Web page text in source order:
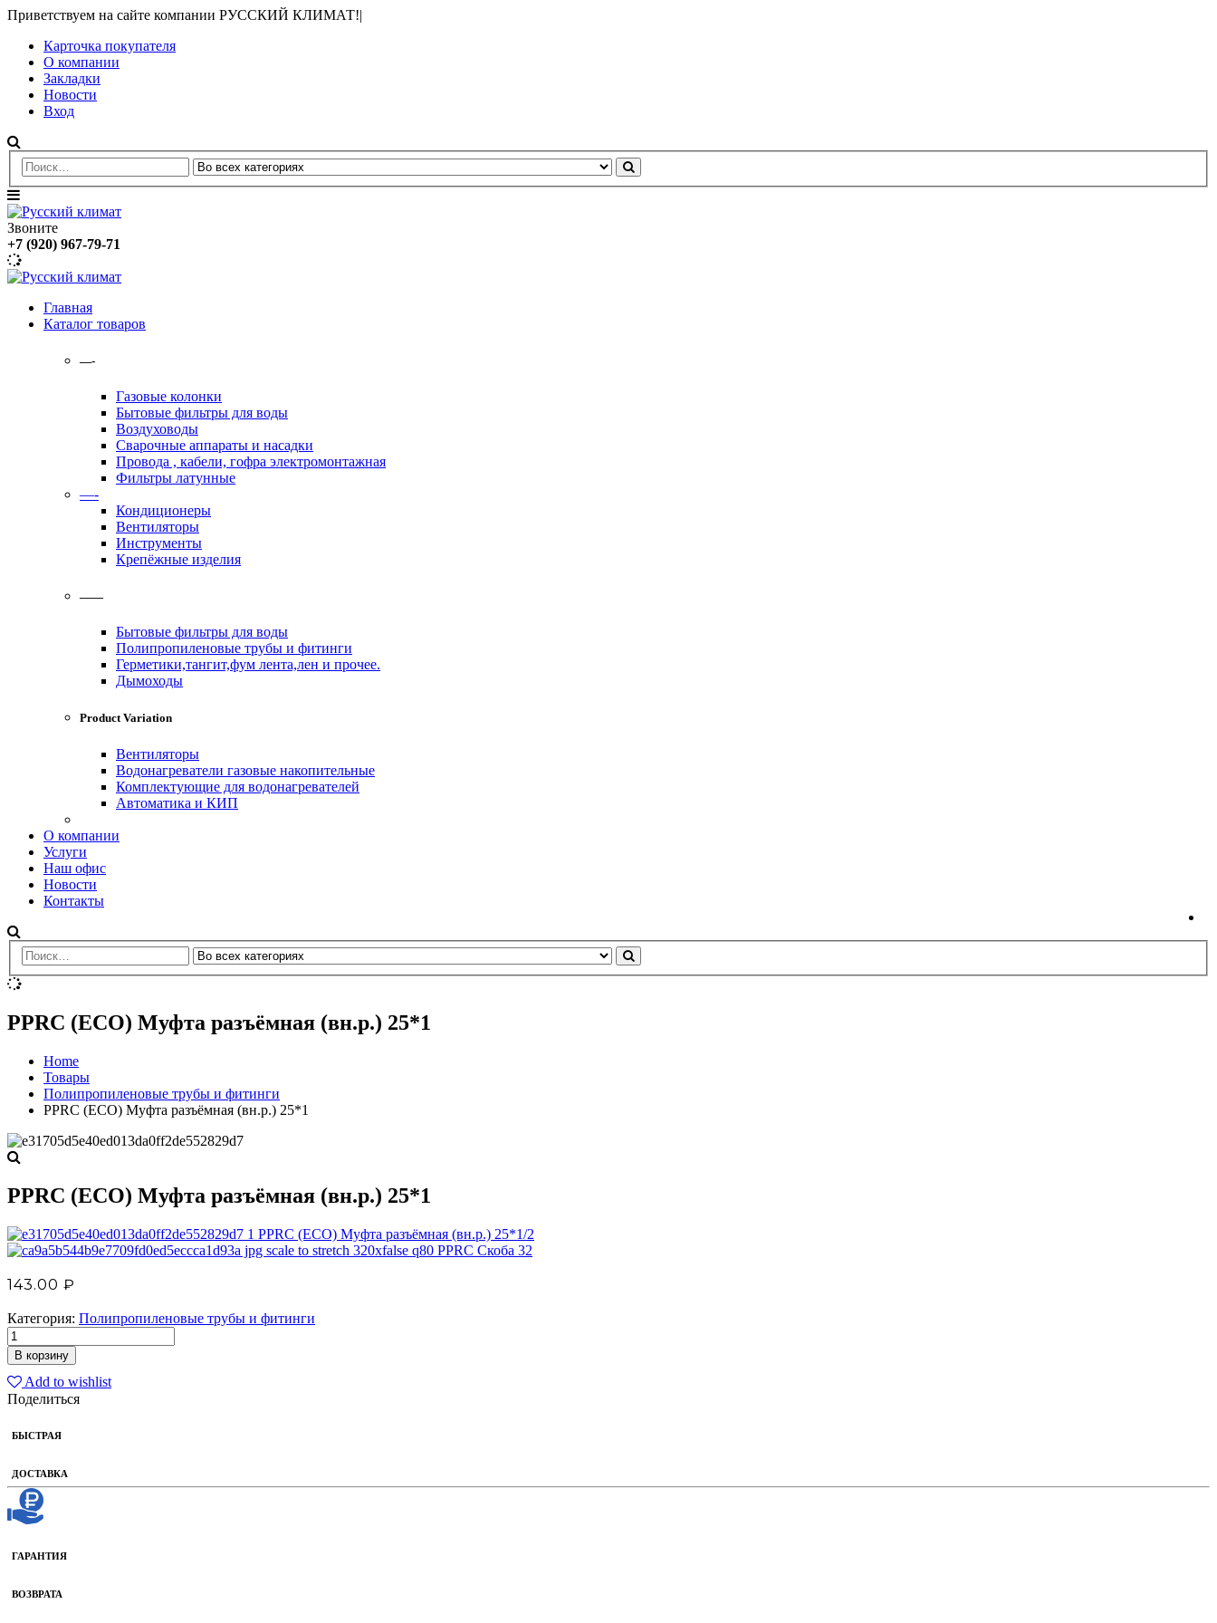
Приветствуем на сайте компании РУССКИЙ КЛИМАТ!|
Карточка покупателя
О компании
Закладки
Новости
Вход
Звоните
+7 (920) 967-79-71
Главная
Каталог товаров
—-
Газовые колонки
Бытовые фильтры для воды
Воздуховоды
Сварочные аппараты и насадки
Провода , кабели, гофра электромонтажная
Фильтры латунные
—-
Кондиционеры
Вентиляторы
Инструменты
Крепёжные изделия
——
Бытовые фильтры для воды
Полипропиленовые трубы и фитинги
Герметики,тангит,фум лента,лен и прочее.
Дымоходы
Product Variation
Вентиляторы
Водонагреватели газовые накопительные
Комплектующие для водонагревателей
Автоматика и КИП
О компании
Услуги
Наш офис
Новости
Контакты
PPRC (ECO) Муфта разъёмная (вн.р.) 25*1
Home
Товары
Полипропиленовые трубы и фитинги
PPRC (ECO) Муфта разъёмная (вн.р.) 25*1
PPRC (ECO) Муфта разъёмная (вн.р.) 25*1
PPRC (ECO) Муфта разъёмная (вн.р.) 25*1/2
PPRC Скоба 32
143.00 ₽
Категория: Полипропиленовые трубы и фитинги
В корзину
Add to wishlist
Поделиться
БЫСТРАЯ
ДОСТАВКА
ГАРАНТИЯ
ВОЗВРАТА